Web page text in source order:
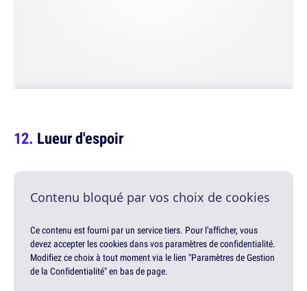
Lueur d'espoir
Contenu bloqué par vos choix de cookies
Ce contenu est fourni par un service tiers. Pour l'afficher, vous
devez accepter les cookies dans vos paramètres de confidentialité.
Modifiez ce choix à tout moment via le lien "Paramètres de Gestion
de la Confidentialité" en bas de page.